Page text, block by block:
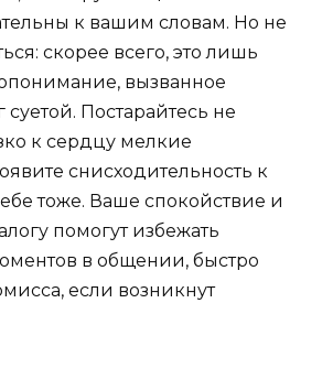
к вашим словам. Но не
скорее всего, это лишь
вызванное
Постарайтесь не
к сердцу мелкие
снисходительность к
тоже. Ваше спокойствие и
помогут избежать
в общении, быстро
если возникнут